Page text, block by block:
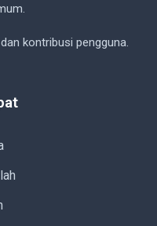
dan kontribusi pengguna.